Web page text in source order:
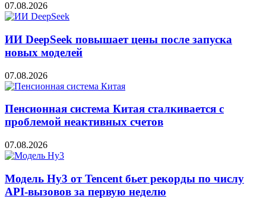
07.08.2026
ИИ DeepSeek повышает цены после запуска
новых моделей
07.08.2026
Пенсионная система Китая сталкивается с
проблемой неактивных счетов
07.08.2026
Модель Hy3 от Tencent бьет рекорды по числу
API-вызовов за первую неделю